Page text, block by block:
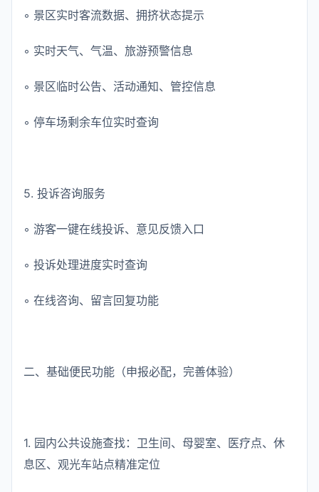
◦ 景区实时客流数据、拥挤状态提示
◦ 实时天气、气温、旅游预警信息
◦ 景区临时公告、活动通知、管控信息
◦ 停车场剩余车位实时查询
5. 投诉咨询服务
◦ 游客一键在线投诉、意见反馈入口
◦ 投诉处理进度实时查询
◦ 在线咨询、留言回复功能
二、基础便民功能（申报必配，完善体验）
1. 园内公共设施查找：卫生间、母婴室、医疗点、休
息区、观光车站点精准定位